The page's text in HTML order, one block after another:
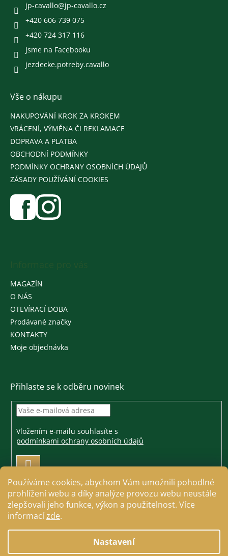
Používáme cookies, abychom Vám umožnili pohodlné
prohlížení webu a díky analýze provozu webu neustále
zlepšovali jeho funkce, výkon a použitelnost. Více
informacízde.
Nastavení
jp-cavallo@jp-cavallo.cz
+420 606 739 075
+420 724 317 116
Jsme na Facebooku
jezdecke.potreby.cavallo
Vše o nákupu
NAKUPOVÁNÍ KROK ZA KROKEM
VRÁCENÍ, VÝMĚNA ČI REKLAMACE
DOPRAVA A PLATBA
OBCHODNÍ PODMÍNKY
PODMÍNKY OCHRANY OSOBNÍCH ÚDAJŮ
ZÁSADY POUŽÍVÁNÍ COOKIES
MAGAZÍN
O NÁS
OTEVÍRACÍ DOBA
Prodávané značky
KONTAKTY
Moje objednávka
Přihlaste se k odběru novinek
Vložením e-mailu souhlasíte s
podmínkami ochrany osobních údajů
PŘIHLÁSIT